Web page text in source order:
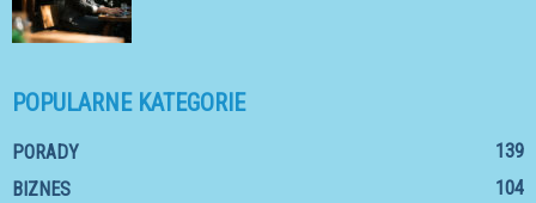
POPULARNE KATEGORIE
PORADY
139
BIZNES
104